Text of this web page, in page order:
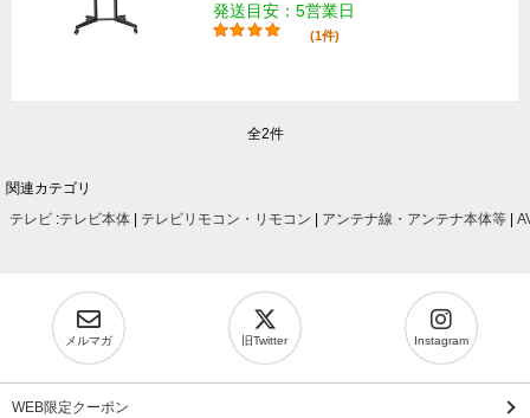
発送目安：5営業日
(1件)
全2件
関連カテゴリ
テレビ :テレビ本体 テレビリモコン・リモコン アンテナ線・アンテナ本体等
メルマガ 旧Twitter Instagram
WEB限定クーポン